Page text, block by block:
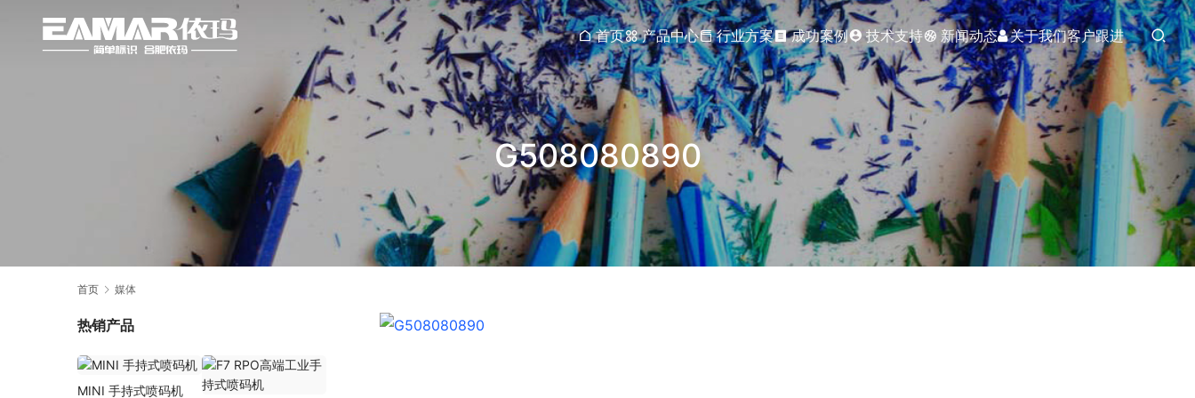
首页 产品中心 行业方案 成功案例 技术支持 新闻动态 关于我们客户跟进
G508080890
首页 媒体
热销产品
MINI 手持式喷码机